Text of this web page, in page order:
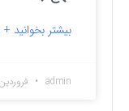
بیشتر بخوانید
admin فروردین ۶, ۱۴۰۳